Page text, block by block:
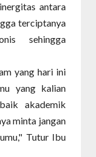
antara
terciptanya
sehingga
yang hari ini
yang kalian
akademik
minta jangan
Tutur Ibu